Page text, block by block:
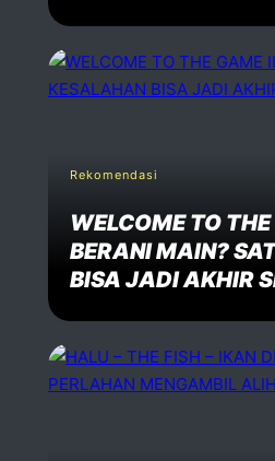
Rekomendasi
WELCOME TO
BERANI MAIN?
BISA JADI AKHIR